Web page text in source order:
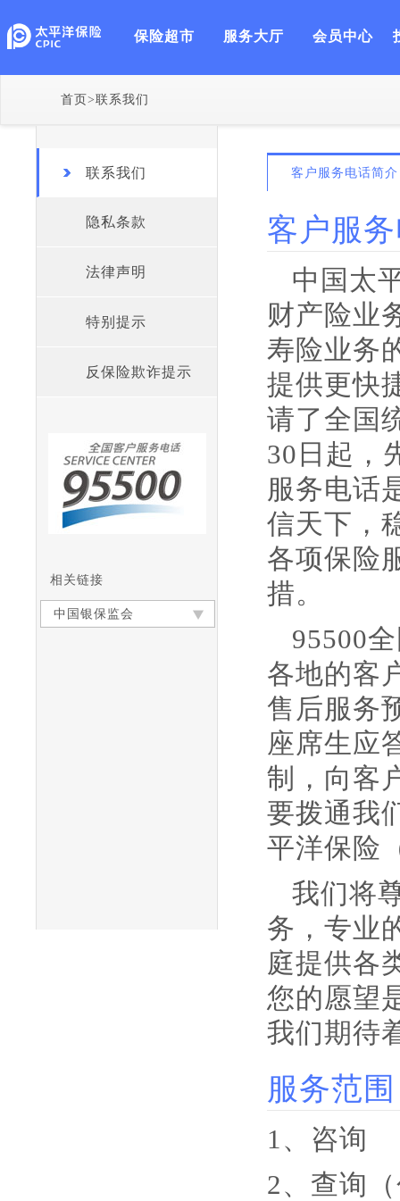
保险超市 服务大厅 会员中心
首页>联系我们
联系我们
隐私条款
法律声明
特别提示
反保险欺诈提示
相关链接
中国银保监会
客户服务电话简介
客户服
中国太
财产险业
寿险业务
提供更快
请了全国
30日起，
服务电话
信天下，
各项保险
措。
95500
各地的客
售后服务
座席生应
制，向客
要拨通我
平洋保险
我们将
务，专业
庭提供各
您的愿望
我们期待
服务范围
1、咨询
2、查询